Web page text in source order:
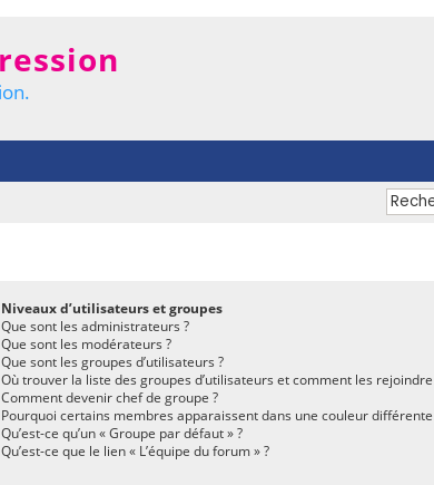
Niveaux d’utilisateurs et groupes
Que sont les administrateurs ?
Que sont les modérateurs ?
Que sont les groupes d’utilisateurs ?
Où trouver la liste des groupes d’utilisateurs et comment les rejoindre
Comment devenir chef de groupe ?
Pourquoi certains membres apparaissent dans une couleur différente
Qu’est-ce qu’un « Groupe par défaut » ?
Qu’est-ce que le lien « L’équipe du forum » ?